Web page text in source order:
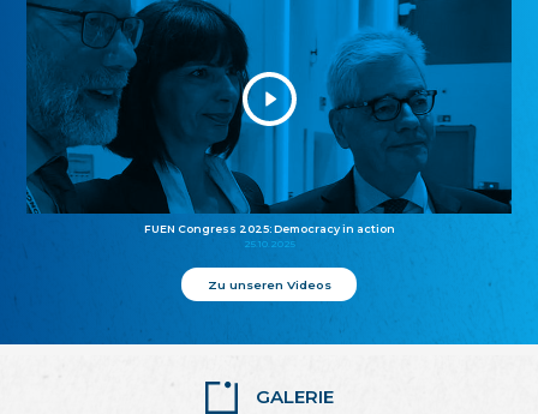
FUEN Congress 2025: Democracy in action
25.10.2025
Zu unseren Videos
GALERIE